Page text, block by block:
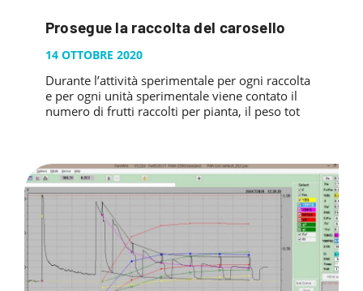
Prosegue la raccolta del carosello
14 OTTOBRE 2020
Durante l’attività sperimentale per ogni raccolta
e per ogni unità sperimentale viene contato il
numero di frutti raccolti per pianta, il peso tot